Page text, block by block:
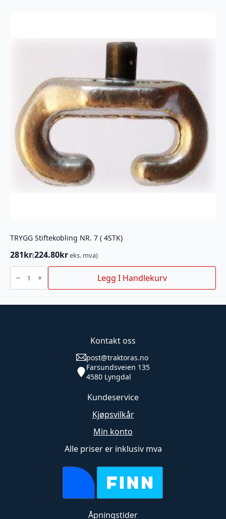
TRYGG Stiftekobling NR. 7 ( 4STK)
281kr(224.80kreks. mva)
TRYGG
Stiftekobling
NR.
7
antall
Legg I Handlekurv
Kontakt oss
post@traktoras.no
Farsundsveien 135
4580 Lyngdal
Kundeservice
Kjøpsvilkår
Min konto
Alle priser er inklusiv mva
Åpningstider